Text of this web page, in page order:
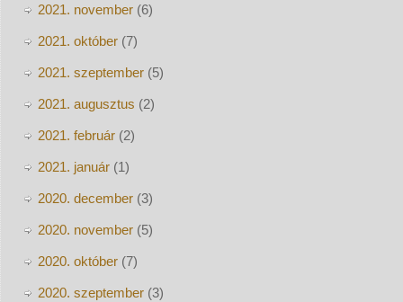
2021. november(6)
2021. október(7)
2021. szeptember(5)
2021. augusztus (2)
2021. február(2)
2021. január(1)
2020. december(3)
2020. november(5)
2020. október(7)
2020. szeptember(3)